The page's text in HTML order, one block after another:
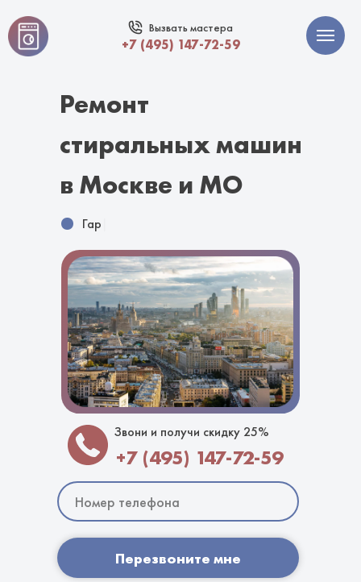
Вызвать мастера
+7 (495) 147-72-59
Гарантия 1
Перезвоните мне
+7 (495) 147-72-59
Звони и получи скидку 25%
Ремонт
стиральных машин
в Москве и МО